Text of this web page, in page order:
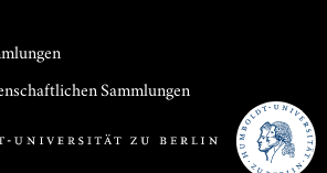
Sammlungen